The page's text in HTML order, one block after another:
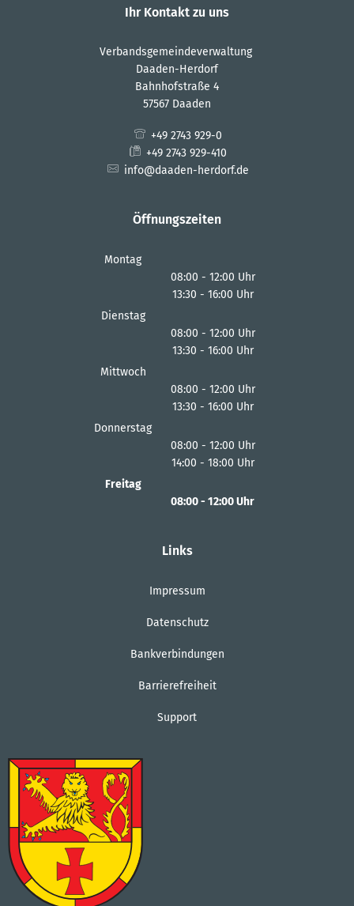
Ihr Kontakt zu uns
Verbandsgemeindeverwaltung
Daaden-Herdorf
Bahnhofstraße 4
57567 Daaden
+49 2743 929-0
+49 2743 929-410
info@daaden-herdorf.de
Öffnungszeiten
Montag
08:00 - 12:00 Uhr
Von 08:00 bis 12:00 Uhr
13:30 - 16:00 Uhr
Dienstag
08:00 - 12:00 Uhr
Von 08:00 bis 12:00 Uhr
13:30 - 16:00 Uhr
Mittwoch
08:00 - 12:00 Uhr
Von 08:00 bis 12:00 Uhr
13:30 - 16:00 Uhr
Donnerstag
08:00 - 12:00 Uhr
Von 08:00 bis 12:00 Uhr
14:00 - 18:00 Uhr
Freitag
08:00- 12:00Uhr
Links
Impressum
Datenschutz
Bankverbindungen
Barrierefreiheit
Support